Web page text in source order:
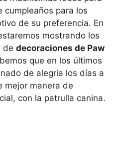
cumpleaños para los
de su preferencia. En
mostrando los
de decoraciones de Paw
que en los últimos
de alegría los días a
mejor manera de
con la patrulla canina.